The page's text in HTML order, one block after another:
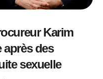
Karim
après des
sexuelle